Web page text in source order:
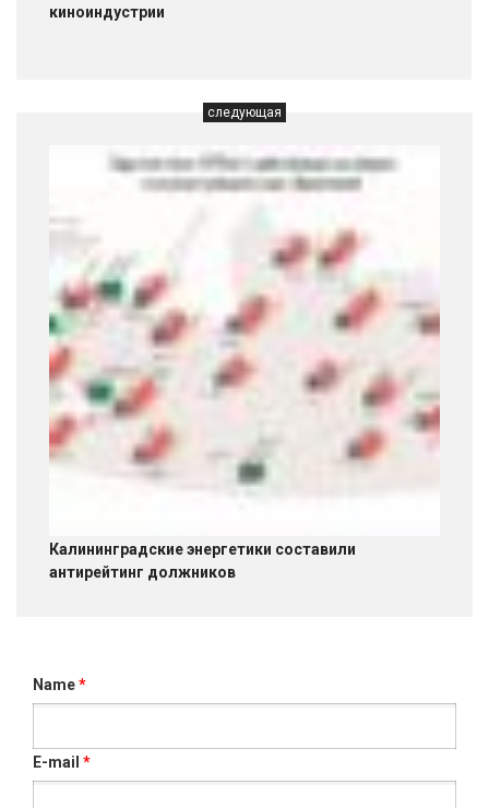
киноиндустрии
следующая
Калининградские энергетики составили
антирейтинг должников
Name*
E-mail *